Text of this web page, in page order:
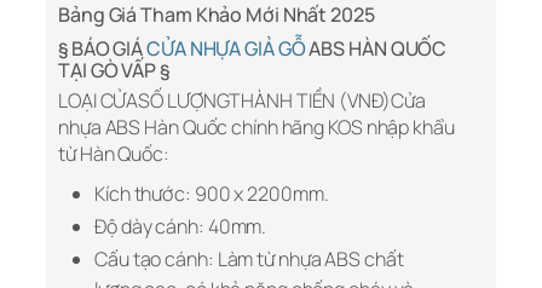
Bảng Giá Tham Khảo Mới Nhất 2025
§ BÁO GIÁCỬA NHỰA GIẢ GỖABS HÀN QUỐC
TẠI GÒ VẤP §
LOẠI CỬASỐ LƯỢNGTHÀNH TIỀN (VNĐ)Cửa
nhựa ABS Hàn Quốc chính hãng KOS nhập khẩu
từ Hàn Quốc:
Kích thước: 900 x 2200mm.
Độ dày cánh: 40mm.
Cấu tạo cánh: Làm từ nhựa ABS chất